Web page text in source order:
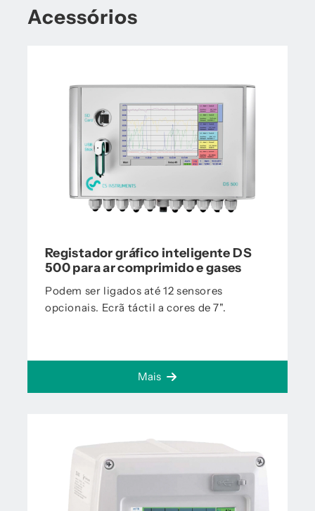
Acessórios
Registador gráfico inteligente DS
500 para ar comprimido e gases
Podem ser ligados até 12 sensores
opcionais. Ecrã táctil a cores de 7".
Mais